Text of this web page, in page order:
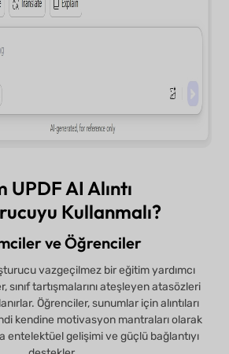
UPDF AI Alıntı
Kullanmalı?
ve Öğrenciler
vazgeçilmez bir eğitim yardımcı
sınıf tartışmalarını ateşleyen atasözleri
Öğrenciler, sunumlar için alıntıları
kendine motivasyon mantraları olarak
entelektüel gelişimi ve güçlü bağlantıyı